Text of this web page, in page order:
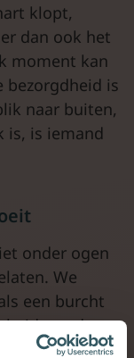
klopt,
dan ook het
moment kan
bezorgdheid is
naar buiten,
is, is iemand
onder ogen
We
een burcht
van de
In het